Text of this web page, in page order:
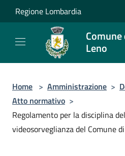
Salta al contenuto principale
Regione Lombardia
Comune
Leno
Home > Amministrazione >
Atto normativo >
Regolamento per la disciplina
videosorveglianza del Comune